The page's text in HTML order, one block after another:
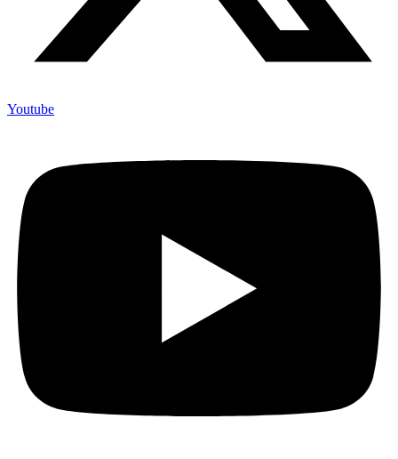
Youtube